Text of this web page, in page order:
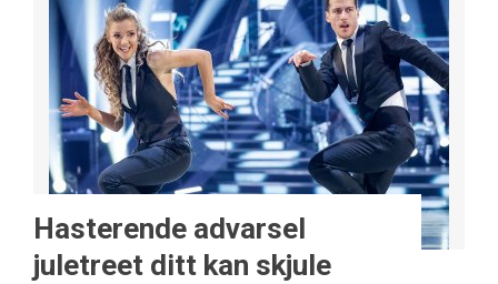
Hasterende advarsel
juletreet ditt kan skjule